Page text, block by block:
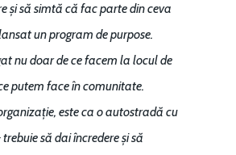
și să simtă că fac parte din ceva
un program de purpose.
nu doar de ce facem la locul de
putem face în comunitate.
este ca o autostradă cu
să dai încredere și să